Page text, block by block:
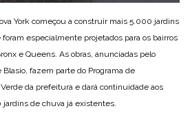
York começou a construir mais 5.000 jardins
especialmente projetados para os bairros
e Queens. As obras, anunciadas pelo
fazem parte do Programa de
da prefeitura e dará continuidade aos
jardins de chuva já existentes.